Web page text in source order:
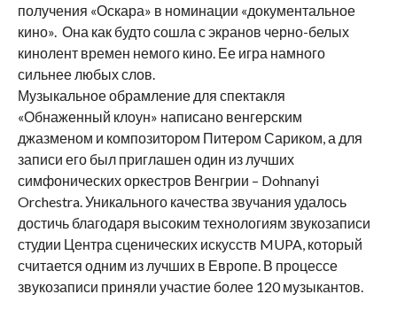
получения «Оскара» в номинации «документальное
кино». Она как будто сошла с экранов черно-белых
кинолент времен немого кино. Ее игра намного
сильнее любых слов.
Музыкальное обрамление для спектакля
«Обнаженный клоун» написано венгерским
джазменом и композитором Питером Сариком, а для
записи его был приглашен один из лучших
симфонических оркестров Венгрии – Dohnanyi
Orchestra. Уникального качества звучания удалось
достичь благодаря высоким технологиям звукозаписи
студии Центра сценических искусств MUPA, который
считается одним из лучших в Европе. В процессе
звукозаписи приняли участие более 120 музыкантов.